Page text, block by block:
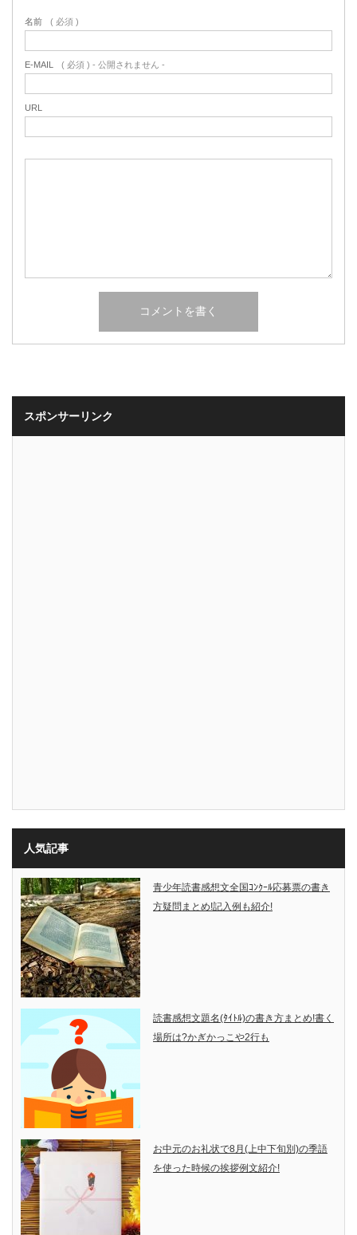
名前 ( 必須 )
E-MAIL ( 必須 ) - 公開されません -
URL
スポンサーリンク
人気記事
青少年読書感想文全国ｺﾝｸｰﾙ応募票の書き
方疑問まとめ!記入例も紹介!
読書感想文題名(ﾀｲﾄﾙ)の書き方まとめ!書く
場所は?かぎかっこや2行も
お中元のお礼状で8月(上中下旬別)の季語
を使った時候の挨拶例文紹介!